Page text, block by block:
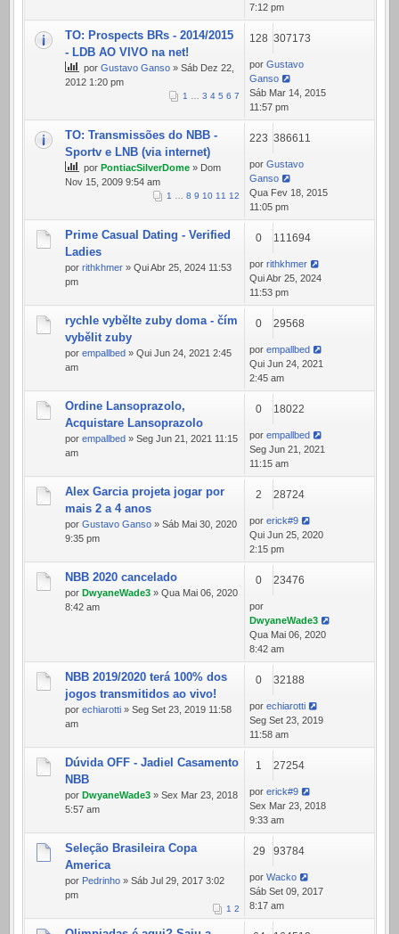
7:12 pm
TO: Prospects BRs - 2014/2015
- LDB AO VIVO na net!
por Gustavo Ganso » Sáb Dez 22,
2012 1:20 pm
1 … 3 4 5 6 7
128 307173
por Gustavo
Ganso
Sáb Mar 14, 2015
11:57 pm
TO: Transmissões do NBB -
Sportv e LNB (via internet)
por PontiacSilverDome » Dom
Nov 15, 2009 9:54 am
1 … 8 9 10 11 12
223 386611
por Gustavo
Ganso
Qua Fev 18, 2015
11:05 pm
Prime Сasual Dating - Verified
Ladies
por rithkhmer » Qui Abr 25, 2024 11:53
pm
0 111694
por rithkhmer
Qui Abr 25, 2024
11:53 pm
rychle vybělte zuby doma - čím
vybělit zuby
por empallbed » Qui Jun 24, 2021 2:45
am
0 29568
por empallbed
Qui Jun 24, 2021
2:45 am
Ordine Lansoprazolo,
Acquistare Lansoprazolo
por empallbed » Seg Jun 21, 2021 11:15
am
0 18022
por empallbed
Seg Jun 21, 2021
11:15 am
Alex Garcia projeta jogar por
mais 2 a 4 anos
por Gustavo Ganso » Sáb Mai 30, 2020
9:35 pm
2 28724
por erick#9
Qui Jun 25, 2020
2:15 pm
NBB 2020 cancelado
por DwyaneWade3 » Qua Mai 06, 2020
8:42 am
0 23476
por
DwyaneWade3
Qua Mai 06, 2020
8:42 am
NBB 2019/2020 terá 100% dos
jogos transmitidos ao vivo!
por echiarotti » Seg Set 23, 2019 11:58
am
0 32188
por echiarotti
Seg Set 23, 2019
11:58 am
Dúvida OFF - Jadiel Casamento
NBB
por DwyaneWade3 » Sex Mar 23, 2018
5:57 am
1 27254
por erick#9
Sex Mar 23, 2018
9:33 am
Seleção Brasileira Copa
America
por Pedrinho » Sáb Jul 29, 2017 3:02
pm
1 2
29 93784
por Wacko
Sáb Set 09, 2017
8:17 am